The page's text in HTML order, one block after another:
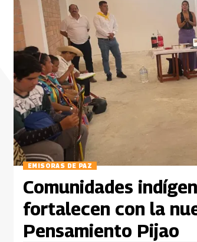
EMISORAS DE PAZ
Comunidades
fortalecen con la
Pensamiento Pijao